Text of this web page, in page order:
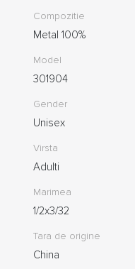
Compozitie
Metal 100%
Model
301904
Gender
Unisex
Virsta
Adulti
Marimea
1/2x3/32
Tara de origine
China